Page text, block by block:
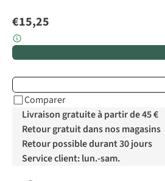
€15,25
Comparer
Livraison gratuite à partir de 45 €
Retour gratuit dans nos magasins
Retour possible durant 30 jours
Service client: lun.-sam.